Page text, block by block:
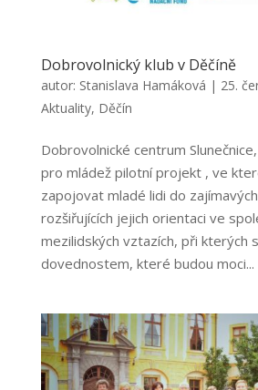
Dobrovolnický klub v Děčíně
autor: Stanislava Hamáková | 25.
Aktuality, Děčín
Dobrovolnické centrum
pro mládež pilotní projekt , ve
zapojovat mladé lidi do
rozšiřujících jejich orientaci ve
mezilidských vztazích, při kterých
dovednostem, které budou moci...